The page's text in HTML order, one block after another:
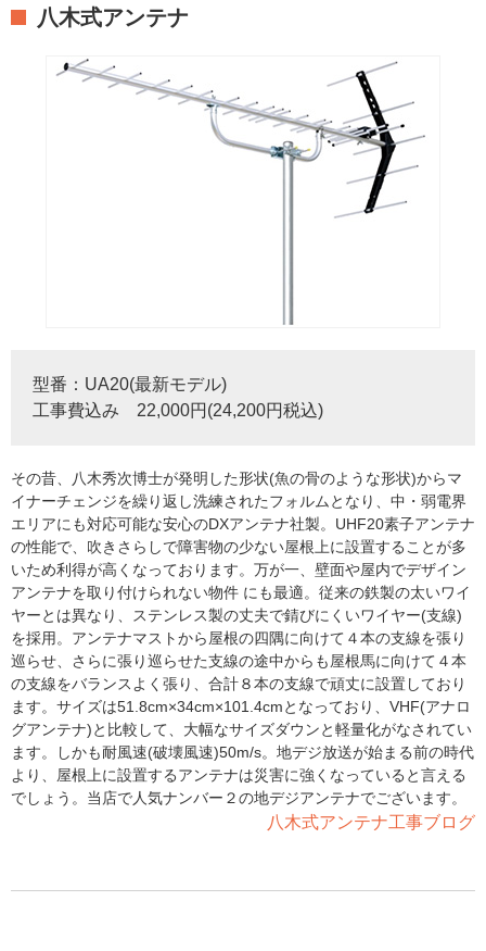
八木式アンテナ
型番：UA20(最新モデル)
工事費込み 22,000円(24,200円税込)
その昔、八木秀次博士が発明した形状(魚の骨のような形状)からマ
イナーチェンジを繰り返し洗練されたフォルムとなり、中・弱電界
エリアにも対応可能な安心のDXアンテナ社製。UHF20素子アンテナ
の性能で、吹きさらしで障害物の少ない屋根上に設置することが多
いため利得が高くなっております。万が一、壁面や屋内でデザイン
アンテナを取り付けられない物件 にも最適。従来の鉄製の太いワイ
ヤーとは異なり、ステンレス製の丈夫で錆びにくいワイヤー(支線)
を採用。アンテナマストから屋根の四隅に向けて４本の支線を張り
巡らせ、さらに張り巡らせた支線の途中からも屋根馬に向けて４本
の支線をバランスよく張り、合計８本の支線で頑丈に設置しており
ます。サイズは51.8cm×34cm×101.4cmとなっており、VHF(アナロ
グアンテナ)と比較して、大幅なサイズダウンと軽量化がなされてい
ます。しかも耐風速(破壊風速)50m/s。地デジ放送が始まる前の時代
より、屋根上に設置するアンテナは災害に強くなっていると言える
でしょう。当店で人気ナンバー２の地デジアンテナでございます。
八木式アンテナ工事ブログ